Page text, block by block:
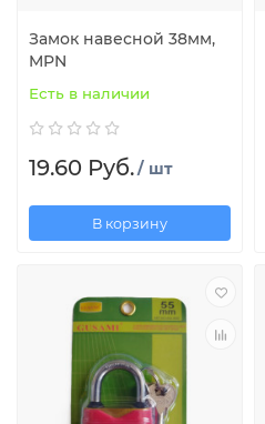
Замок навесной 38мм,
MPN
Есть в наличии
19.60 Руб./ шт
В корзину